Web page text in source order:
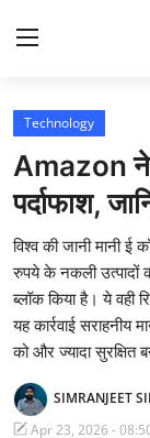
Login
Home
Bihar
Sports
Jharkhand
Technology
Technology
Amazon ने
पर्दाफाश,
विश्व की जानी मानी
रुपये के नकली उत्पादों
ब्लॉक किया है। ये वही
यह कार्रवाई
को और ज्यादा सुरक्षित
SIMRANJEET
Apr 23, 2026 -